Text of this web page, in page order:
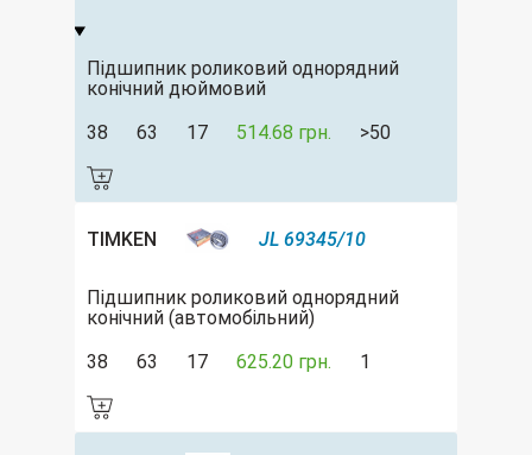
Підшипник роликовий однорядний
конічний дюймовий
38
63 17 514.68 грн. >50
TIMKEN JL 69345/10
Підшипник роликовий однорядний
конічний (автомобільний)
38
63 17 625.20 грн. 1